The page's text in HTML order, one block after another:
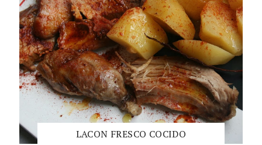
LACON FRESCO COCIDO